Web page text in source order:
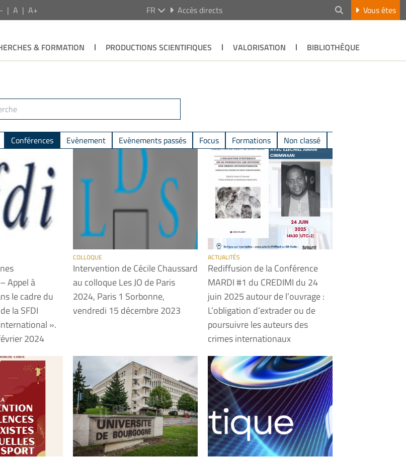
A A+ FR Accès directs Vous êtes
& FORMATION PRODUCTIONS SCIENTIFIQUES VALORISATION BIBLIOTHÈQUE
Conférences Evènement Evènements passés Focus Formations Non classé
Appel à
le cadre du
la SFDI
».
2024
COLLOQUE
Intervention de Cécile Chaussard
au colloque Les JO de Paris
2024, Paris 1 Sorbonne,
vendredi 15 décembre 2023
ACTUALITÉS
Rediffusion de la Conférence
MARDI #1 du CREDIMI du 24
juin 2025 autour de l’ouvrage :
L’obligation d’extrader ou de
poursuivre les auteurs des
crimes internationaux